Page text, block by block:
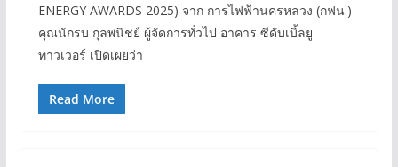
ENERGY AWARDS 2025) จาก การไฟฟ้านครหลวง (กฟน.)
คุณนักรบ กุลพนิชย์ ผู้จัดการทั่วไป อาคาร ซีดับเบิ้ลยู
ทาวเวอร์ เปิดเผยว่า
Read More